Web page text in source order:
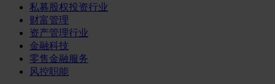
私募股权投资行业
财富管理
资产管理行业
金融科技
零售金融服务
风控职能